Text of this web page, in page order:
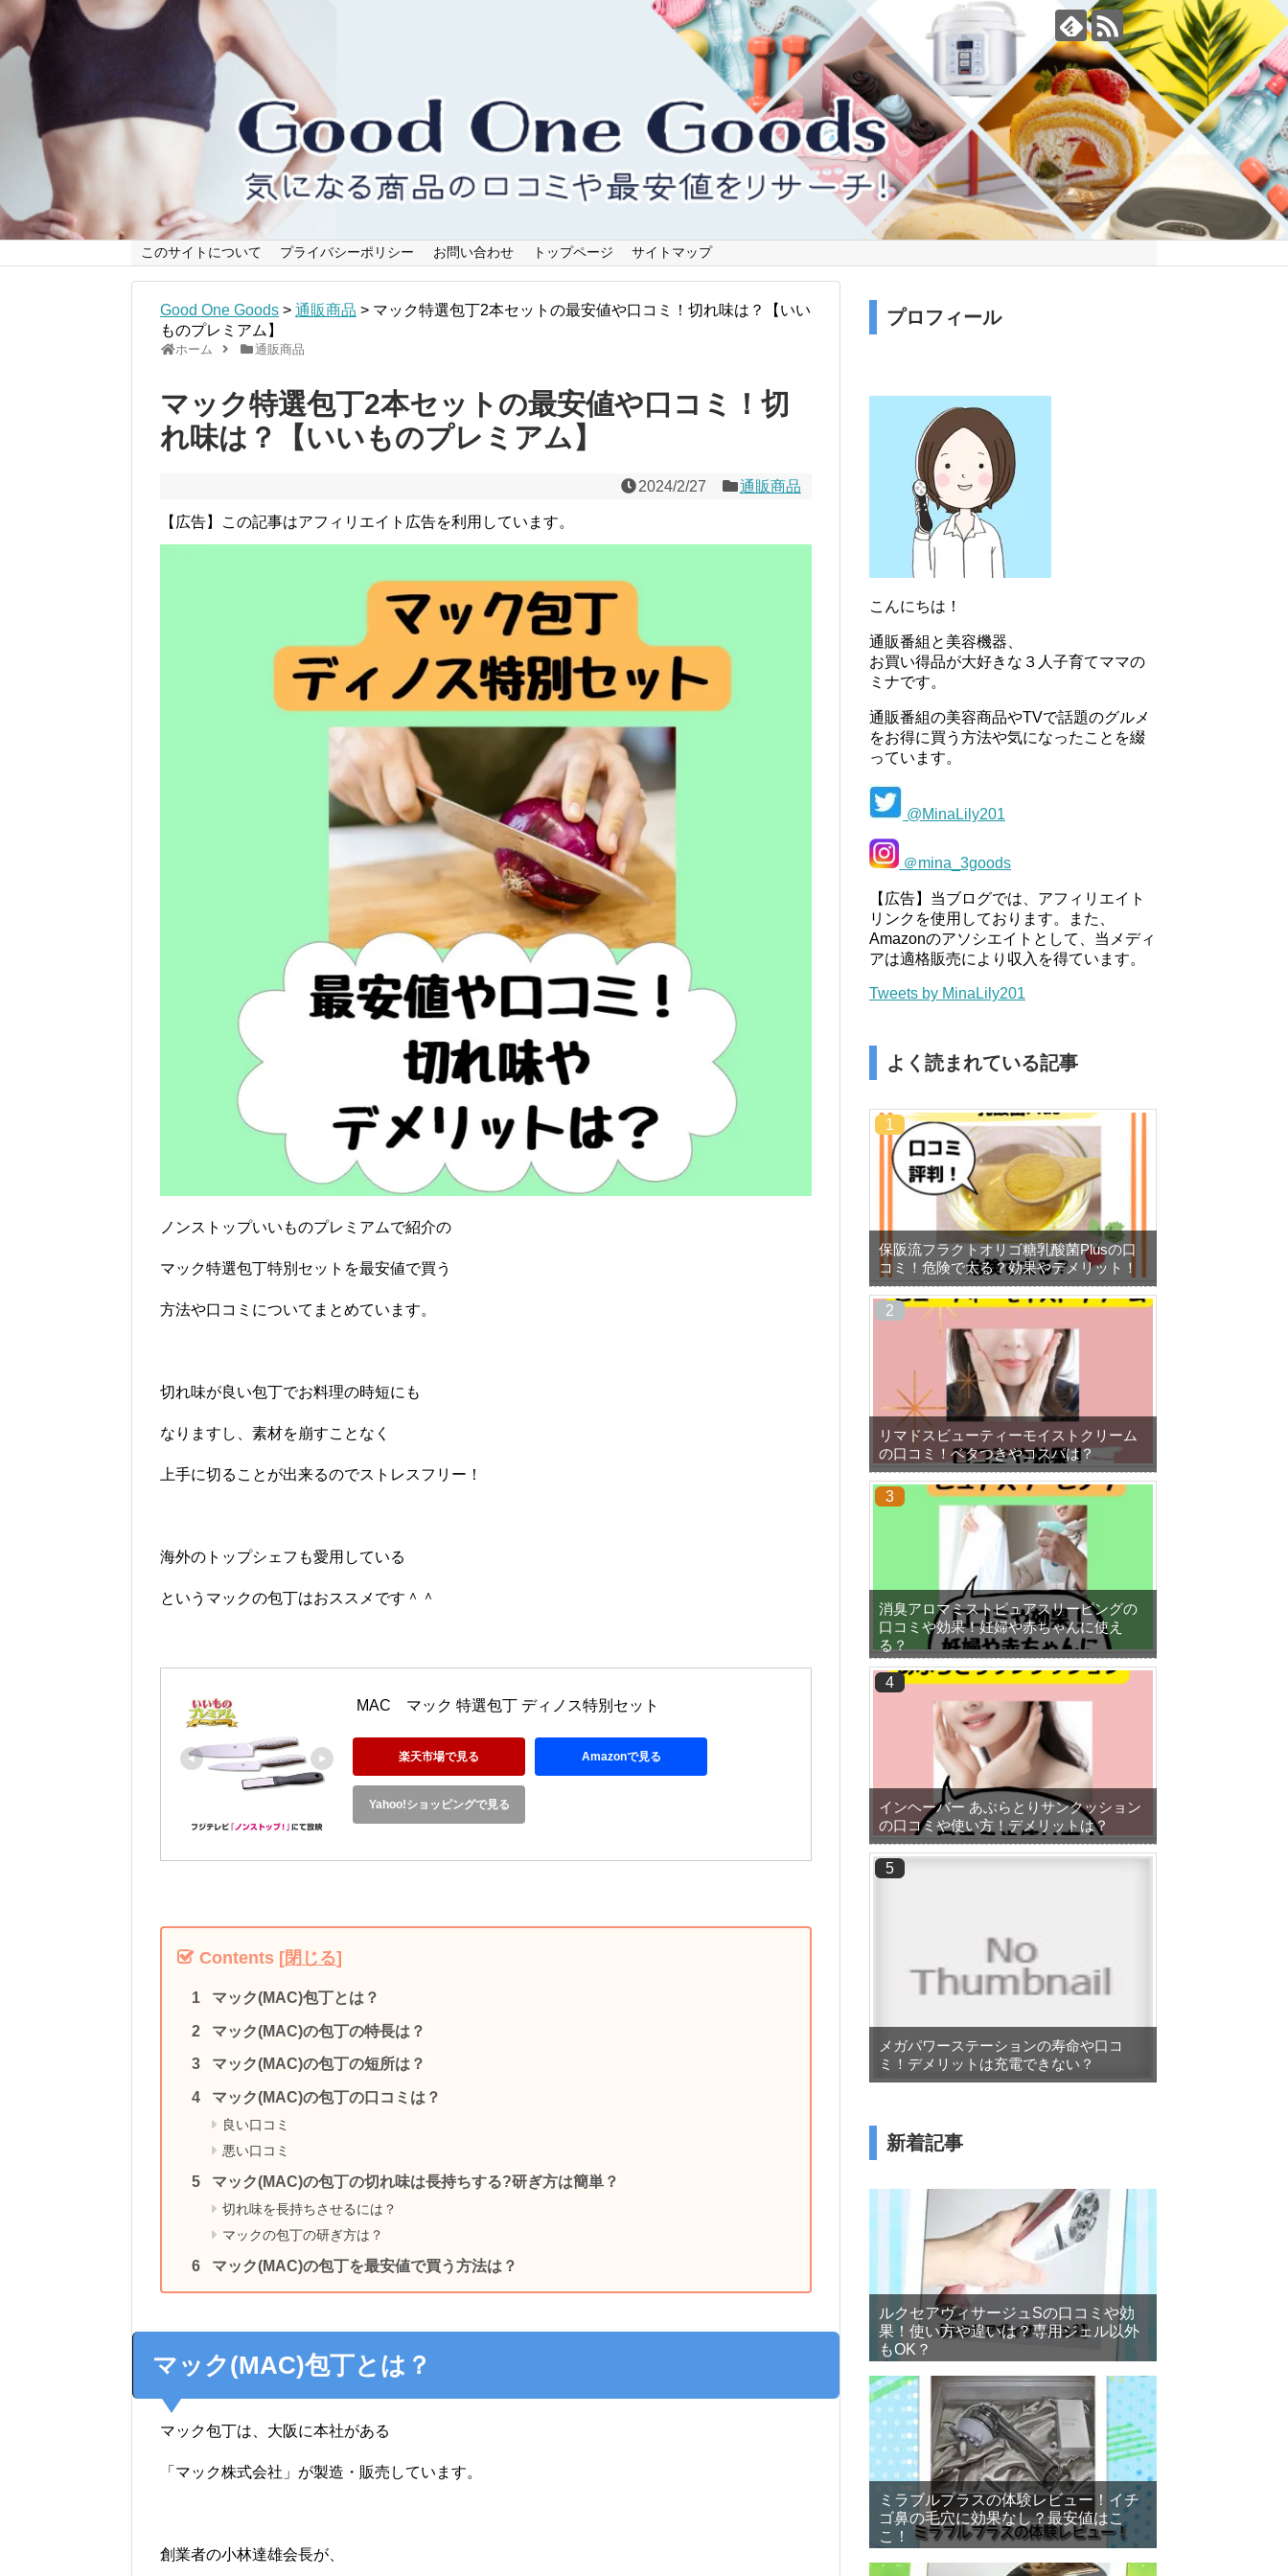
このサイトについて プライバシーポリシー お問い合わせ トップページ サイトマップ
Good One Goods > 通販商品 > マック特選包丁2本セットの最安値や口コミ！切れ味は？【いい
ものプレミアム】
ホーム 通販商品
マック特選包丁2本セットの最安値や口コミ！切
れ味は？【いいものプレミアム】
2024/2/27 通販商品
【広告】この記事はアフィリエイト広告を利用しています。
ノンストップいいものプレミアムで紹介の
マック特選包丁特別セットを最安値で買う
方法や口コミについてまとめています。
切れ味が良い包丁でお料理の時短にも
なりますし、素材を崩すことなく
上手に切ることが出来るのでストレスフリー！
海外のトップシェフも愛用している
というマックの包丁はおススメです＾＾
MAC　マック 特選包丁 ディノス特別セット
楽天市場で見る Amazonで見る
Yahoo!ショッピングで見る
Contents [閉じる]
マック(MAC)包丁とは？
マック(MAC)の包丁の特長は？
マック(MAC)の包丁の短所は？
マック(MAC)の包丁の口コミは？
良い口コミ
悪い口コミ
マック(MAC)の包丁の切れ味は長持ちする?研ぎ方は簡単？
切れ味を長持ちさせるには？
マックの包丁の研ぎ方は？
マック(MAC)の包丁を最安値で買う方法は？
マック(MAC)包丁とは？
マック包丁は、大阪に本社がある
「マック株式会社」が製造・販売しています。
創業者の小林達雄会長が、
プロフィール
こんにちは！
通販番組と美容機器、
お買い得品が大好きな３人子育てママの
ミナです。
通販番組の美容商品やTVで話題のグルメ
をお得に買う方法や気になったことを綴
っています。
@MinaLily201
＠mina_3goods
【広告】当ブログでは、アフィリエイト
リンクを使用しております。また、
Amazonのアソシエイトとして、当メディ
アは適格販売により収入を得ています。
Tweets by MinaLily201
よく読まれている記事
保阪流フラクトオリゴ糖乳酸菌Plusの口
コミ！危険で太る？効果やデメリット！
リマドスビューティーモイストクリーム
の口コミ！ベタつきやコスパは？
消臭アロマミストピュアスリーピングの
口コミや効果！妊婦や赤ちゃんに使え
る？
インヘーバー あぶらとりサンクッション
の口コミや使い方！デメリットは？
メガパワーステーションの寿命や口コ
ミ！デメリットは充電できない？
新着記事
ルクセアヴィサージュSの口コミや効
果！使い方や違いは？専用ジェル以外
もOK？
ミラブルプラスの体験レビュー！イチ
ゴ鼻の毛穴に効果なし？最安値はこ
こ！